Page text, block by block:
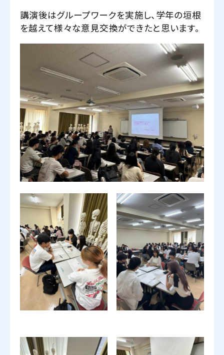
講演後はグループワークを実施し、学年の垣根
を越えて様々な意見交換ができたと思います。